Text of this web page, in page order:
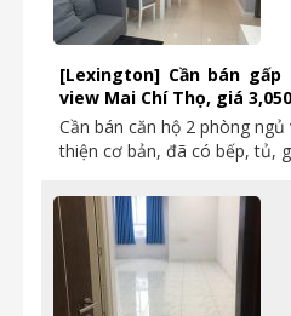
[Lexington] Cần bán
view Mai Chí Thọ, giá
Cần bán căn hộ 2 phòng
thiện cơ bản, đã có bếp, tủ,